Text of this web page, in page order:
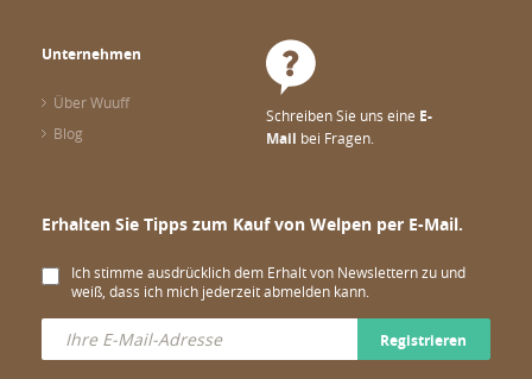
Unternehmen
Über Wuuff
Blog
Schreiben Sie uns eine E-
Mail bei Fragen.
Erhalten Sie Tipps zum Kauf von Welpen per E-Mail.
Ich stimme ausdrücklich dem Erhalt von Newslettern zu und
weiß, dass ich mich jederzeit abmelden kann.
Registrieren